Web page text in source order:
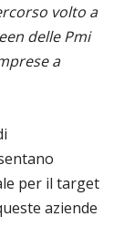
volto a
delle Pmi
a
per il target
aziende